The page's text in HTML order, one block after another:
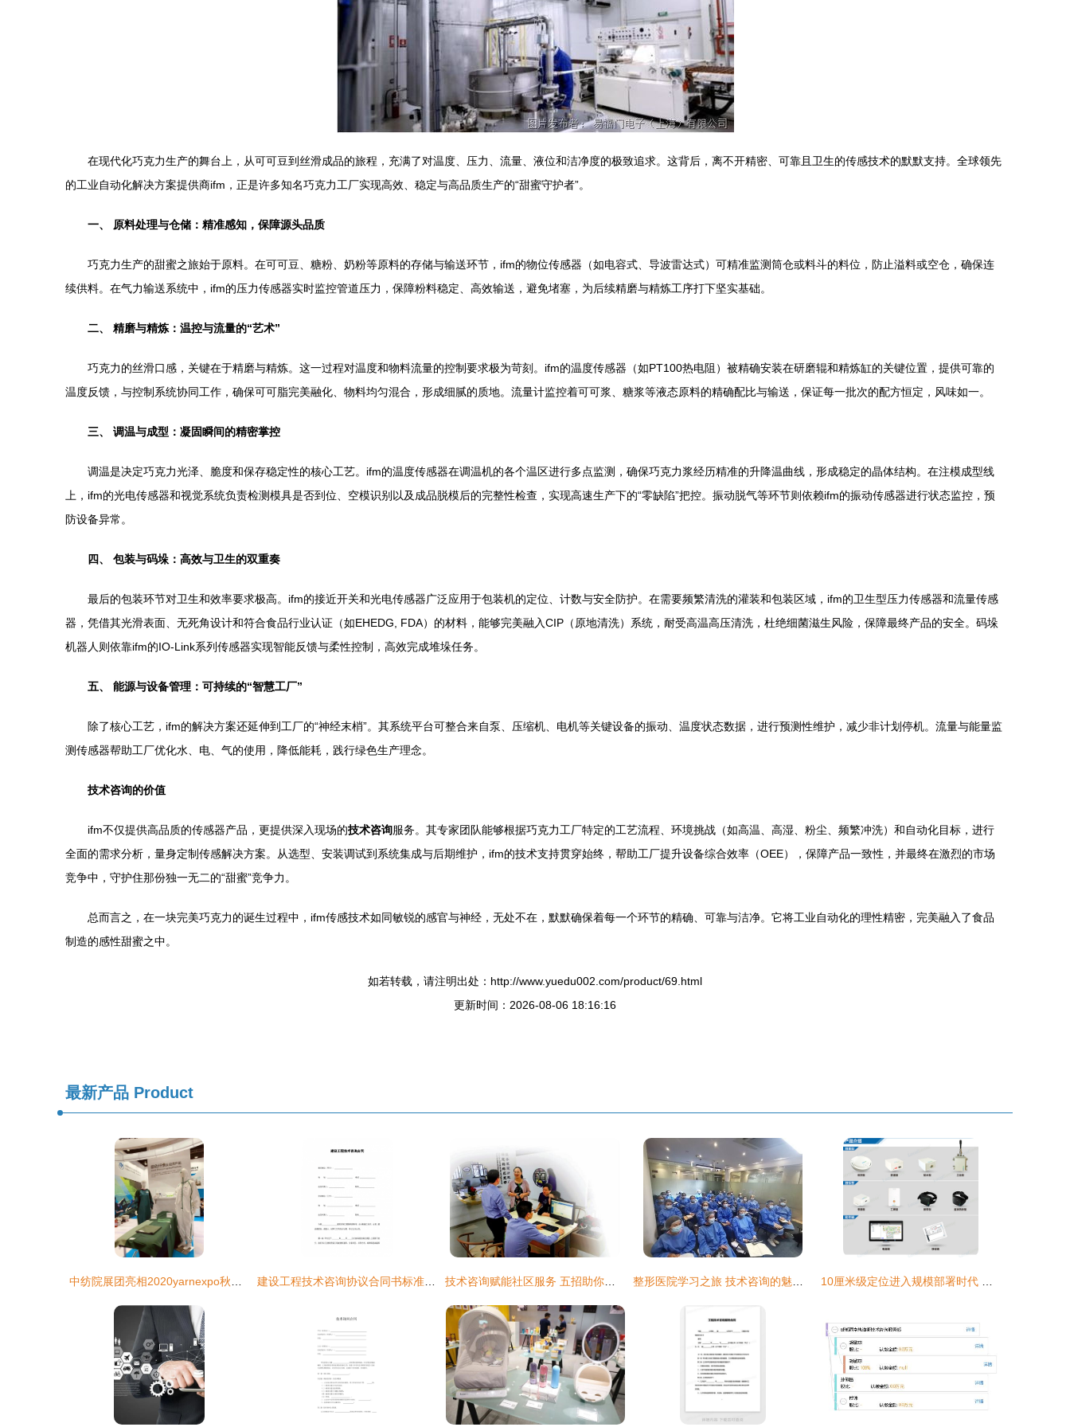
在现代化巧克力生产的舞台上，从可可豆到丝滑成品的旅程，充满了对温度、压力、流量、液位和洁净度的极致追求。这背后，离不开精密、可靠且卫生的传感技术的默默支持。全球领先
的工业自动化解决方案提供商ifm，正是许多知名巧克力工厂实现高效、稳定与高品质生产的“甜蜜守护者”。
一、 原料处理与仓储：精准感知，保障源头品质
巧克力生产的甜蜜之旅始于原料。在可可豆、糖粉、奶粉等原料的存储与输送环节，ifm的物位传感器（如电容式、导波雷达式）可精准监测筒仓或料斗的料位，防止溢料或空仓，确保连
续供料。在气力输送系统中，ifm的压力传感器实时监控管道压力，保障粉料稳定、高效输送，避免堵塞，为后续精磨与精炼工序打下坚实基础。
二、 精磨与精炼：温控与流量的“艺术”
巧克力的丝滑口感，关键在于精磨与精炼。这一过程对温度和物料流量的控制要求极为苛刻。ifm的温度传感器（如PT100热电阻）被精确安装在研磨辊和精炼缸的关键位置，提供可靠的
温度反馈，与控制系统协同工作，确保可可脂完美融化、物料均匀混合，形成细腻的质地。流量计监控着可可浆、糖浆等液态原料的精确配比与输送，保证每一批次的配方恒定，风味如一。
三、 调温与成型：凝固瞬间的精密掌控
调温是决定巧克力光泽、脆度和保存稳定性的核心工艺。ifm的温度传感器在调温机的各个温区进行多点监测，确保巧克力浆经历精准的升降温曲线，形成稳定的晶体结构。在注模成型线
上，ifm的光电传感器和视觉系统负责检测模具是否到位、空模识别以及成品脱模后的完整性检查，实现高速生产下的“零缺陷”把控。振动脱气等环节则依赖ifm的振动传感器进行状态监控，预
防设备异常。
四、 包装与码垛：高效与卫生的双重奏
最后的包装环节对卫生和效率要求极高。ifm的接近开关和光电传感器广泛应用于包装机的定位、计数与安全防护。在需要频繁清洗的灌装和包装区域，ifm的卫生型压力传感器和流量传感
器，凭借其光滑表面、无死角设计和符合食品行业认证（如EHEDG, FDA）的材料，能够完美融入CIP（原地清洗）系统，耐受高温高压清洗，杜绝细菌滋生风险，保障最终产品的安全。码垛
机器人则依靠ifm的IO-Link系列传感器实现智能反馈与柔性控制，高效完成堆垛任务。
五、 能源与设备管理：可持续的“智慧工厂”
除了核心工艺，ifm的解决方案还延伸到工厂的“神经末梢”。其系统平台可整合来自泵、压缩机、电机等关键设备的振动、温度状态数据，进行预测性维护，减少非计划停机。流量与能量监
测传感器帮助工厂优化水、电、气的使用，降低能耗，践行绿色生产理念。
技术咨询的价值
ifm不仅提供高品质的传感器产品，更提供深入现场的技术咨询服务。其专家团队能够根据巧克力工厂特定的工艺流程、环境挑战（如高温、高湿、粉尘、频繁冲洗）和自动化目标，进行
全面的需求分析，量身定制传感解决方案。从选型、安装调试到系统集成与后期维护，ifm的技术支持贯穿始终，帮助工厂提升设备综合效率（OEE），保障产品一致性，并最终在激烈的市场
竞争中，守护住那份独一无二的“甜蜜”竞争力。
总而言之，在一块完美巧克力的诞生过程中，ifm传感技术如同敏锐的感官与神经，无处不在，默默确保着每一个环节的精确、可靠与洁净。它将工业自动化的理性精密，完美融入了食品
制造的感性甜蜜之中。
如若转载，请注明出处：http://www.yuedu002.com/product/69.html
更新时间：2026-08-06 18:16:16
最新产品 Product